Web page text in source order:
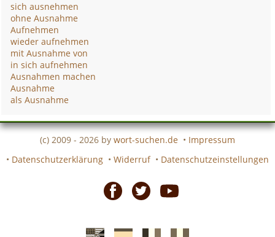
sich ausnehmen
ohne Ausnahme
Aufnehmen
wieder aufnehmen
mit Ausnahme von
in sich aufnehmen
Ausnahmen machen
Ausnahme
als Ausnahme
(c) 2009 - 2026 by wort-suchen.de • Impressum
• Datenschutzerklärung • Widerruf • Datenschutzeinstellungen